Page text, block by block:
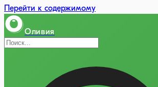
Перейти к содержимому
Оливия